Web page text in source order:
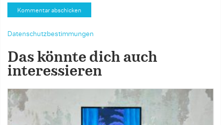
Datenschutzbestimmungen
Das könnte dich auch
interessieren